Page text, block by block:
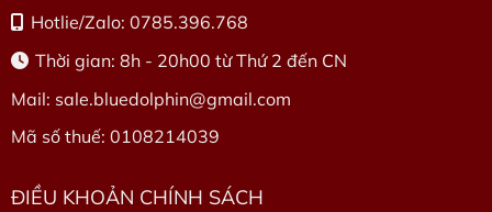
Hotlie/Zalo: 0785.396.768
Thời gian: 8h - 20h00 từ Thứ 2 đến CN
Mail: sale.bluedolphin@gmail.com
Mã số thuế: 0108214039
ĐIỀU KHOẢN CHÍNH SÁCH